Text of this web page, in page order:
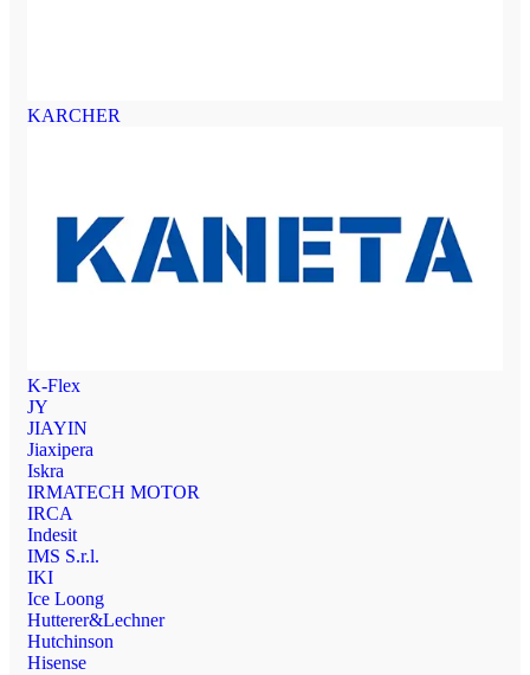
KARCHER
K-Flex
JY
JIAYIN
Jiaxipera
Iskra
IRMATECH MOTOR
IRCA
Indesit
IMS S.r.l.
IKI
Ice Loong
Hutterer&Lechner
Hutchinson
Hisense